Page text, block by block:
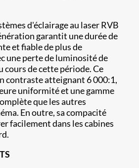
d'éclairage au laser RVB
garantit une durée de
et fiable de plus de
une perte de luminosité de
cours de cette période. Ce
contraste atteignant 6 000:1,
uniformité et une gamme
que les autres
En outre, sa compacité
facilement dans les cabines